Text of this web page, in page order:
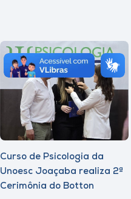
Curso de Psicologia da
Unoesc Joaçaba realiza 2ª
Cerimônia do Botton